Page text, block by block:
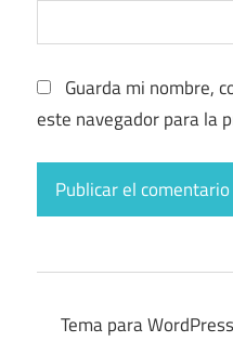
Guarda mi nombre,
este navegador para la
Tema para